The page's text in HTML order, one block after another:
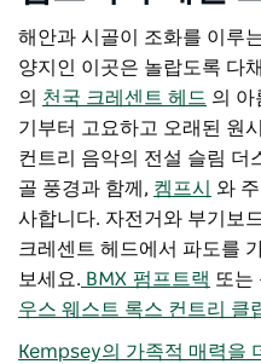
해안과 시골이 조화를 이루
양지인 이곳은 놀랍도록 다
의 천국 크레센트 헤드 의 아
기부터 고요하고 오래된 원
컨트리 음악의 전설 슬림 더
골 풍경과 함께, 켐프시
와
사합니다. 자전거와 부기보
크레센트 헤드에서 파도를
보세요. BMX 펌프트랙 또는
우스 웨스트 록스 컨트리 클
Kempsey의 가족적 매력을